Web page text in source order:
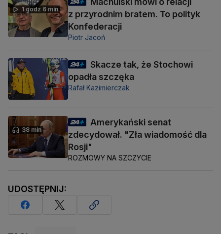
1 godz 6 min
z przyrodnim bratem. To polityk
Konfederacji
Piotr Jacoń
Skacze tak, że Stochowi
opadła szczęka
Rafał Kazimierczak
38 min
Amerykański senat
zdecydował. "Zła wiadomość dla
Rosji"
ROZMOWY NA SZCZYCIE
UDOSTĘPNIJ: